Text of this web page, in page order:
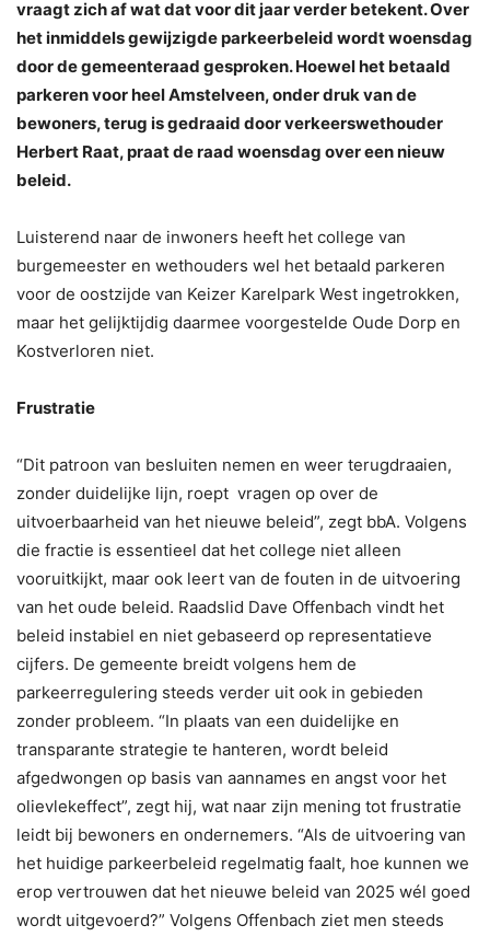
vraagt zich af wat dat voor dit jaar verder betekent. Over
het inmiddels gewijzigde parkeerbeleid wordt woensdag
door de gemeenteraad gesproken. Hoewel het betaald
parkeren voor heel Amstelveen, onder druk van de
bewoners, terug is gedraaid door verkeerswethouder
Herbert Raat, praat de raad woensdag over een nieuw
beleid.
Luisterend naar de inwoners heeft het college van
burgemeester en wethouders wel het betaald parkeren
voor de oostzijde van Keizer Karelpark West ingetrokken,
maar het gelijktijdig daarmee voorgestelde Oude Dorp en
Kostverloren niet.
Frustratie
“Dit patroon van besluiten nemen en weer terugdraaien,
zonder duidelijke lijn, roept vragen op over de
uitvoerbaarheid van het nieuwe beleid”, zegt bbA. Volgens
die fractie is essentieel dat het college niet alleen
vooruitkijkt, maar ook leert van de fouten in de uitvoering
van het oude beleid. Raadslid Dave Offenbach vindt het
beleid instabiel en niet gebaseerd op representatieve
cijfers. De gemeente breidt volgens hem de
parkeerregulering steeds verder uit ook in gebieden
zonder probleem. “In plaats van een duidelijke en
transparante strategie te hanteren, wordt beleid
afgedwongen op basis van aannames en angst voor het
olievlekeffect”, zegt hij, wat naar zijn mening tot frustratie
leidt bij bewoners en ondernemers. “Als de uitvoering van
het huidige parkeerbeleid regelmatig faalt, hoe kunnen we
erop vertrouwen dat het nieuwe beleid van 2025 wél goed
wordt uitgevoerd?” Volgens Offenbach ziet men steeds